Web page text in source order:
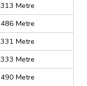
313 Metre
486 Metre
331 Metre
333 Metre
490 Metre